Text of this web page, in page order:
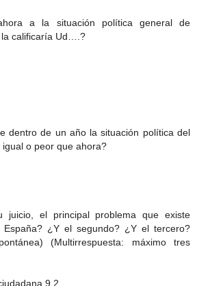
a la situación política general de
la calificaría Ud….?
dentro de un año la situación política del
o peor que ahora?
juicio, el principal problema que existe
España? ¿Y el segundo? ¿Y el tercero?
(Multirrespuesta: máximo tres
9.2